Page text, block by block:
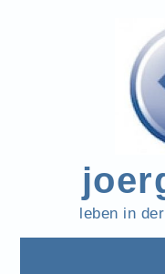
leben in